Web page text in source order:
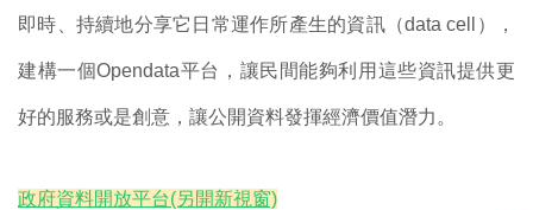
即時、持續地分享它日常運作所產生的資訊（data cell ），
建構一個Opendata平台，讓民間能夠利用這些資訊提供更
好的服務或是創意，讓公開資料發揮經濟價值潛力。
政府資料開放平台(另開新視窗)